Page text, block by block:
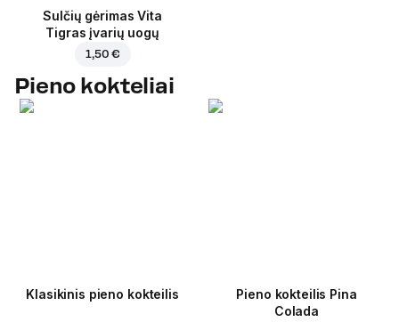
Sulčių gėrimas Vita
Tigras įvarių uogų
1,50 €
Pieno kokteliai
Klasikinis pieno kokteilis
Pieno kokteilis Pina
Colada